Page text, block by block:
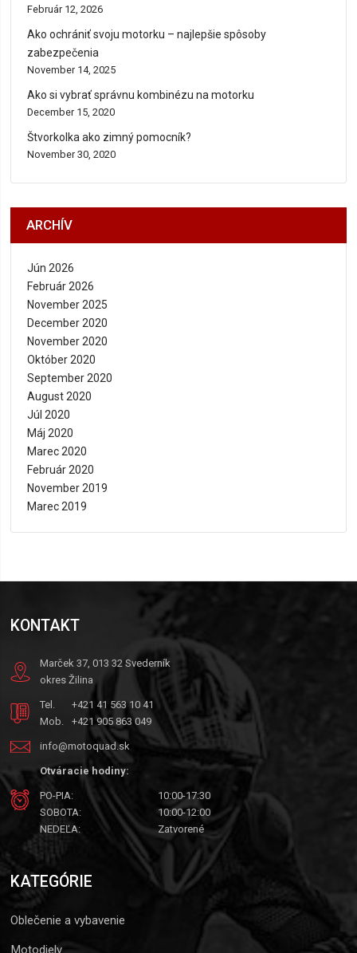
Február 12, 2026
Ako ochrániť svoju motorku – najlepšie spôsoby
zabezpečenia
November 14, 2025
Ako si vybrať správnu kombinézu na motorku
December 15, 2020
Štvorkolka ako zimný pomocník?
November 30, 2020
ARCHÍV
Jún 2026
Február 2026
November 2025
December 2020
November 2020
Október 2020
September 2020
August 2020
Júl 2020
Máj 2020
Marec 2020
Február 2020
November 2019
Marec 2019
KONTAKT
Marček 37, 013 32 Svederník
okres Žilina
Tel.
+421 41 563 10 41
Mob.
+421 905 863 049
info@motoquad.sk
Otváracie hodiny:
PO-PIA:
10:00-17:30
SOBOTA:
10:00-12:00
NEDEĽA:
Zatvorené
KATEGÓRIE
Oblečenie a vybavenie